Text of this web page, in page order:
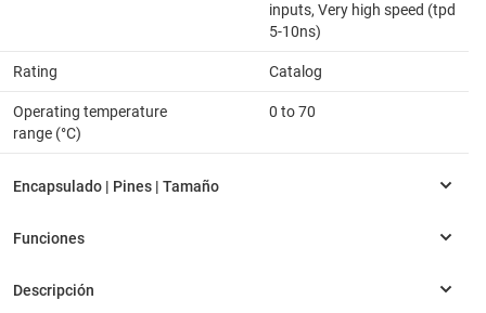
inputs, Very high speed (tpd
5-10ns)
Rating Catalog
Operating temperature
range (°C)
0 to 70